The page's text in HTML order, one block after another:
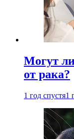
Могут
от рака?
1 год спустя1